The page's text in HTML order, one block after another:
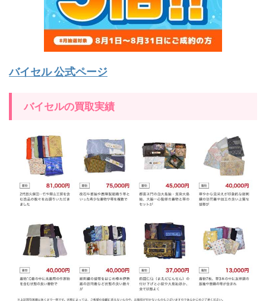
バイセル 公式ページ
バイセルの買取実績